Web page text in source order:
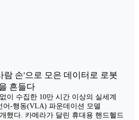
람 손'으로 모은 데이터로 로봇
흔들다
이 수집한 10만 시간 이상의 실세계
어-행동(VLA) 파운데이션 모델
했다. 카메라가 달린 휴대용 핸드헬드